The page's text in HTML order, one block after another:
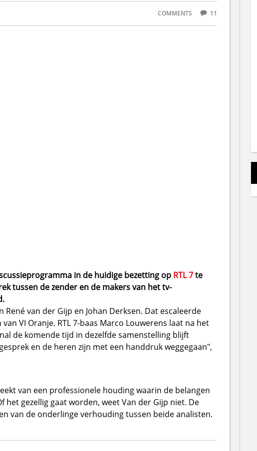
COMMENTS 11
in de huidige bezetting op RTL 7te
tussen de zender en de makers van het tv-
van der Gijp en Johan Derksen. Dat escaleerde
VI Oranje. RTL 7-baas Marco Louwerens laat na het
de komende tijd in dezelfde samenstelling blijft
en de heren zijn met een handdruk weggegaan",
van een professionele houding waarin de belangen
het gezellig gaat worden, weet Van der Gijp niet. De
van de onderlinge verhouding tussen beide analisten.